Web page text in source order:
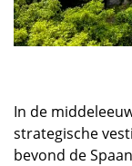
In de
strategische
bevond de